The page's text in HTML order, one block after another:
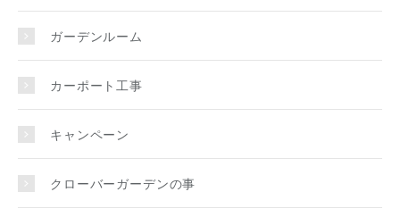
ガーデンルーム
カーポート工事
キャンペーン
クローバーガーデンの事